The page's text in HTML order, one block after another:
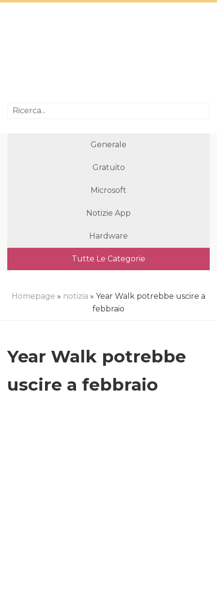
Generale
Gratuito
Microsoft
Notizie App
Hardware
Tutte Le Categorie
Homepage » notizia » Year Walk potrebbe uscire a
febbraio
Year Walk potrebbe
uscire a febbraio